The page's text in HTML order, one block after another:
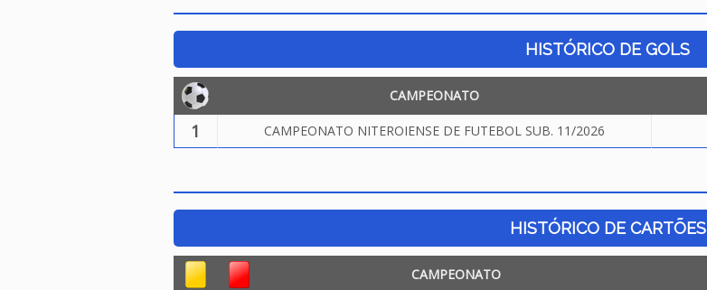
HISTÓRICO DE GOLS
CAMPEONATO
1 CAMPEONATO NITEROIENSE DE FUTEBOL SUB. 11/2026
HISTÓRICO DE CARTÕES
CAMPEONATO